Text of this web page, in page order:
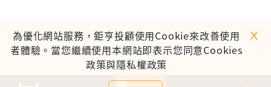
0
為優化網站服務，鉅亨投顧使用Cookie來改善使用
者體驗。當您繼續使用本網站即表示您同意Cookies
政策與隱私權政策
ｘ